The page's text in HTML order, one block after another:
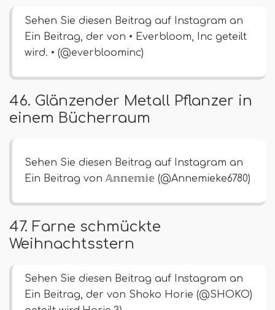
Sehen Sie diesen Beitrag auf Instagram an
Ein Beitrag, der von • Everbloom, Inc geteilt
wird. • (@everbloominc)
46. Glänzender Metall Pflanzer in
einem Bücherraum
Sehen Sie diesen Beitrag auf Instagram an
Ein Beitrag von 𝔸𝕟𝕟𝕖𝕞𝕚𝕖 (@Annemieke6780)
47. Farne schmückte
Weihnachtsstern
Sehen Sie diesen Beitrag auf Instagram an
Ein Beitrag, der von Shoko Horie (@SHOKO)